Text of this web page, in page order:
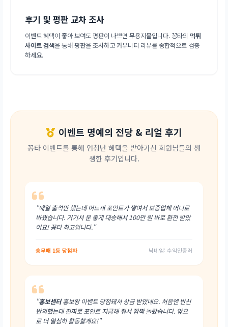
후기 및 평판 교차 조사
이벤트 혜택이 좋아 보여도 평판이 나쁘면 무용지물입니다. 꽁타의 먹튀
사이트 검색을 통해 평판을 조사하고 커뮤니티 리뷰를 종합적으로 검증
하세요.
이벤트 명예의 전당 & 리얼 후기
꽁타 이벤트를 통해 엄청난 혜택을 받아가신 회원님들의 생
생한 후기입니다.
"매일 출석만 했는데 어느새 포인트가 쌓여서 보증업체 머니로
바꿨습니다. 거기서 운 좋게 대승해서 100만 원 바로 환전 받았
어요! 꽁타 최고입니다."
승무패 1등 당첨자 닉네임: 수익인증러
"홍보센터홍보왕 이벤트 당첨돼서 상금 받았네요. 처음엔 반신
반의했는데 진짜로 포인트 지급해 줘서 깜짝 놀랐습니다. 앞으
로 더 열심히 활동할게요!"